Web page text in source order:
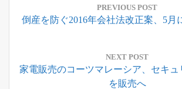
ナ
ー
PREVIOUS POST
Previous
倒産を防ぐ2016年会社法改正案、5月
NEXT POST
Next
家電販売のコーツマレーシア、セキュ
を販売へ